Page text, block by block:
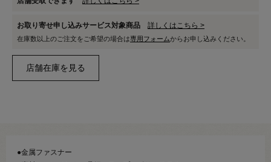
お取り寄せ申し込みサービス対象商品 詳しくはこちら >
在庫数以上のご注文をご希望の場合は専用フォームからお申し込みください。
●金属ファスナー